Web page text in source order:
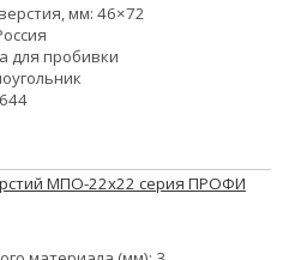
мм: 46×72
для пробивки
МПО-22х22 серия ПРОФИ